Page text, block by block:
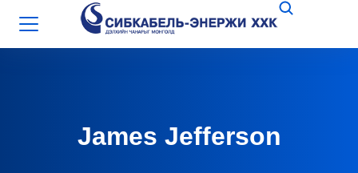
James Jefferson